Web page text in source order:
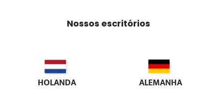
Nossos escritórios
HOLANDA
ALEMANHA